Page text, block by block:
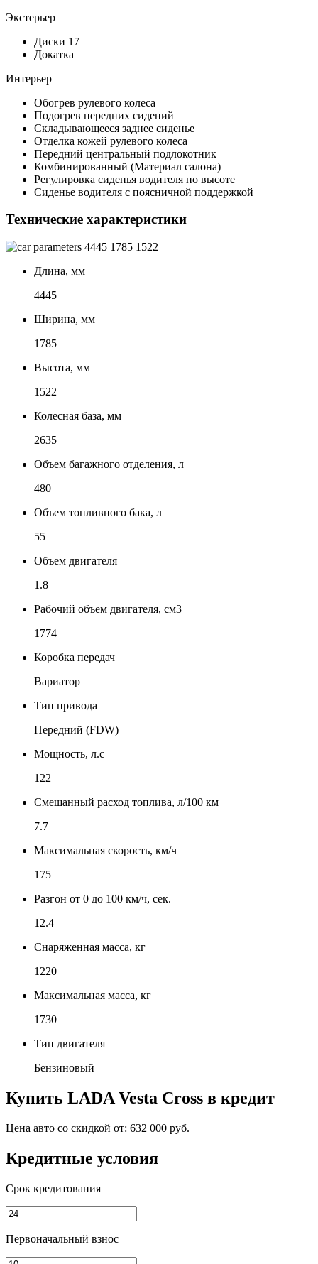
Экстерьер
Диски 17
Докатка
Интерьер
Обогрев рулевого колеса
Подогрев передних сидений
Складывающееся заднее сиденье
Отделка кожей рулевого колеса
Передний центральный подлокотник
Комбинированный (Материал салона)
Регулировка сиденья водителя по высоте
Сиденье водителя с поясничной поддержкой
Технические характеристики
4445 1785 1522
Длина, мм
4445
Ширина, мм
1785
Высота, мм
1522
Колесная база, мм
2635
Объем багажного отделения, л
480
Объем топливного бака, л
55
Объем двигателя
1.8
Рабочий объем двигателя, см3
1774
Коробка передач
Вариатор
Тип привода
Передний (FDW)
Мощность, л.с
122
Смешанный расход топлива, л/100 км
7.7
Максимальная скорость, км/ч
175
Разгон от 0 до 100 км/ч, сек.
12.4
Снаряженная масса, кг
1220
Максимальная масса, кг
1730
Тип двигателя
Бензиновый
Купить LADA Vesta Cross в кредит
Цена авто со скидкой от: 632 000 руб.
Кредитные условия
Срок кредитования
Первоначальный взнос